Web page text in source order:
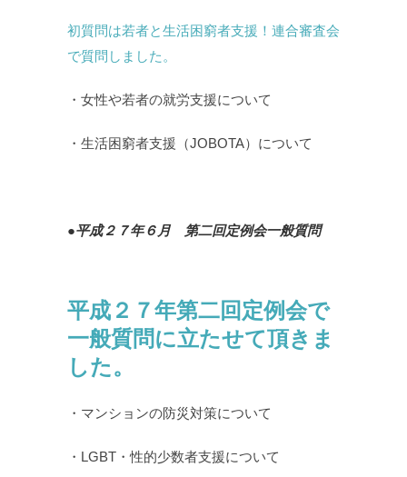
初質問は若者と生活困窮者支援！連合審査会
で質問しました。
・女性や若者の就労支援について
・生活困窮者支援（JOBOTA）について
●平成２７年６月 第二回定例会一般質問
平成２７年第二回定例会で
一般質問に立たせて頂きま
した。
・マンションの防災対策について
・LGBT・性的少数者支援について